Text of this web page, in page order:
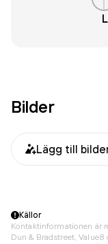
Bilder
Lägg till
Källor
Kontaktinformationen är
Dun & Bradstreet,